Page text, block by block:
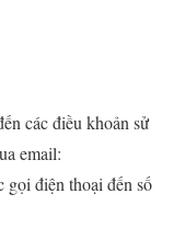
các điều khoản sử
email:
gọi điện thoại đến số